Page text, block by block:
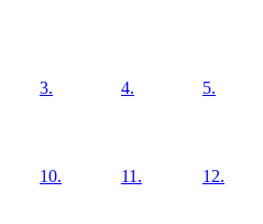
3. 4. 5.
10. 11. 12.